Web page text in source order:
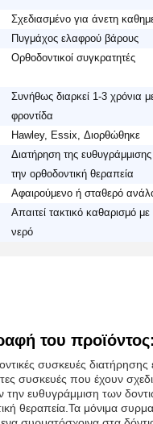
Σχεδιασμένο για άνετη
Πυγμάχος ελαφρού βάρους
Ορθοδοντικοί συγκρατητές
Συνήθως διαρκεί 1-3 χρόνια
φροντίδα
Hawley, Essix, Διορθώθηκε
Διατήρηση της
την ορθοδοντική θεραπεία
Αφαιρούμενο ή σταθερό
Απαιτεί τακτικό καθαρισμό
νερό
του
συσκευές διατήρησης
συσκευές που έχουν
την ευθυγράμμιση των
θεραπεία.Τα μόνιμα